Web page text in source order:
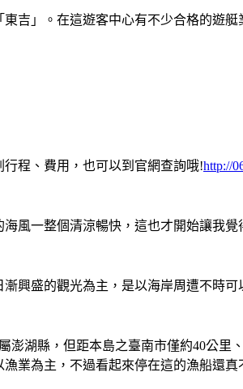
吉」。在這遊客中心有不少合格的遊
程、費用，也可以到官網查詢哦!http://
風一整個清涼暢快，這也才開始讓我覺
興盛的觀光為主，是以海岸周遭不時
湖縣，但距本島之臺南市僅約40公
業為主，不過看起來停在這的漁船還真